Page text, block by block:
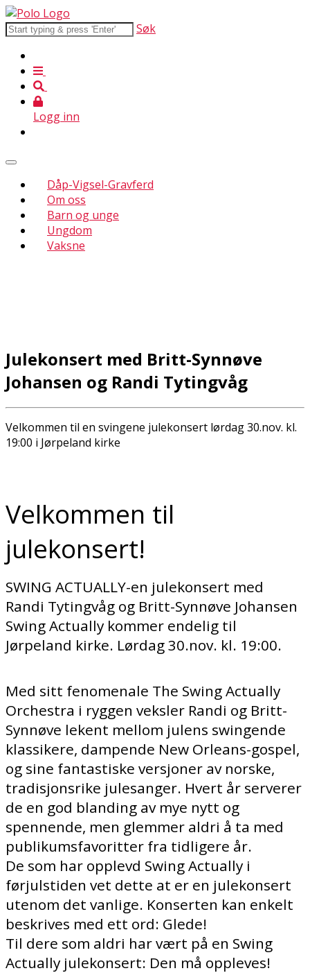
Søk
Logg inn
Dåp-Vigsel-Gravferd
Om oss
Barn og unge
Ungdom
Vaksne
Julekonsert med Britt-Synnøve
Johansen og Randi Tytingvåg
Velkommen til en svingene julekonsert lørdag 30.nov. kl.
19:00 i Jørpeland kirke
Velkommen til
julekonsert!
SWING ACTUALLY-en julekonsert med
Randi Tytingvåg og Britt-Synnøve Johansen
Swing Actually kommer endelig til
Jørpeland kirke. Lørdag 30.nov. kl. 19:00.
Med sitt fenomenale The Swing Actually
Orchestra i ryggen veksler Randi og Britt-
Synnøve lekent mellom julens swingende
klassikere, dampende New Orleans-gospel,
og sine fantastiske versjoner av norske,
tradisjonsrike julesanger. Hvert år serverer
de en god blanding av mye nytt og
spennende, men glemmer aldri å ta med
publikumsfavoritter fra tidligere år.
De som har opplevd Swing Actually i
førjulstiden vet dette at er en julekonsert
utenom det vanlige. Konserten kan enkelt
beskrives med ett ord: Glede!
Til dere som aldri har vært på en Swing
Actually julekonsert: Den må oppleves!